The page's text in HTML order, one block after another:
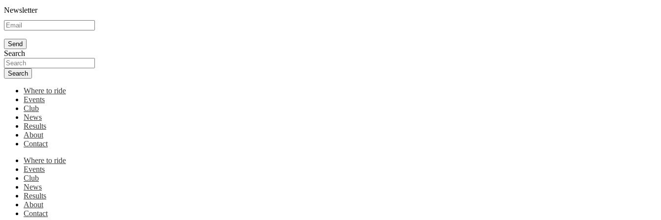
Newsletter
Search
Search
Where to ride
Events
Club
News
Results
About
Contact
Where to ride
Events
Club
News
Results
About
Contact